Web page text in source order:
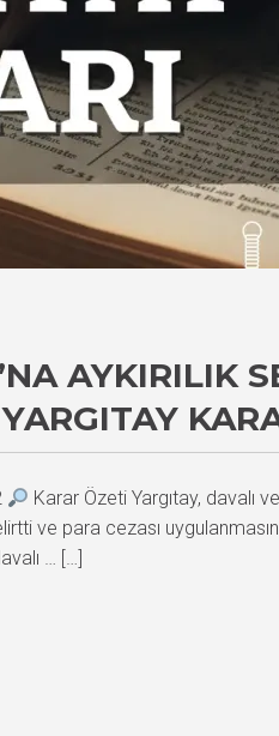
AYKIRILIK
Karar Özeti Yargıtay, davalı
ve para cezası
… […]